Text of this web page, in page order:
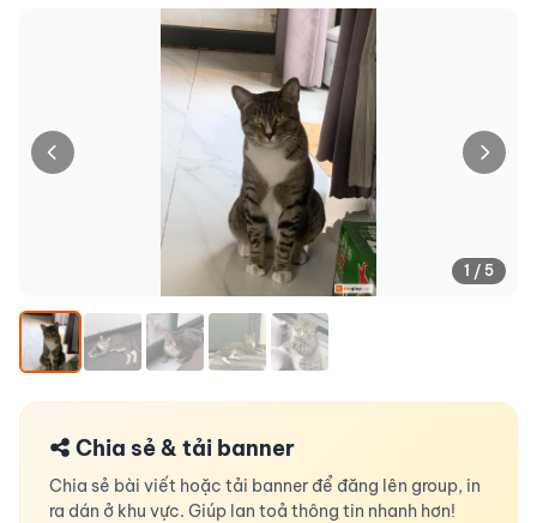
1 / 5
Chia sẻ & tải banner
Chia sẻ bài viết hoặc tải banner để đăng lên group, in
ra dán ở khu vực. Giúp lan toả thông tin nhanh hơn!